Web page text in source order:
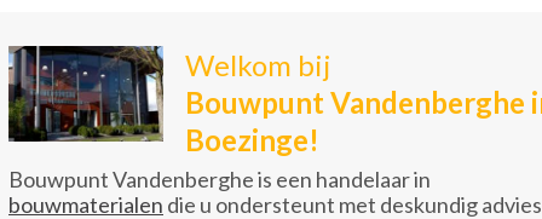
Welkom bij
Bouwpunt Vandenberghe
Boezinge!
Bouwpunt Vandenberghe is een handelaar in
bouwmaterialen die u ondersteunt met deskundig